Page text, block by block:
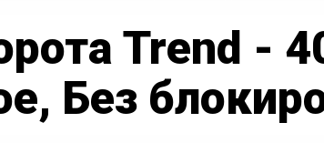
Trend -
Без